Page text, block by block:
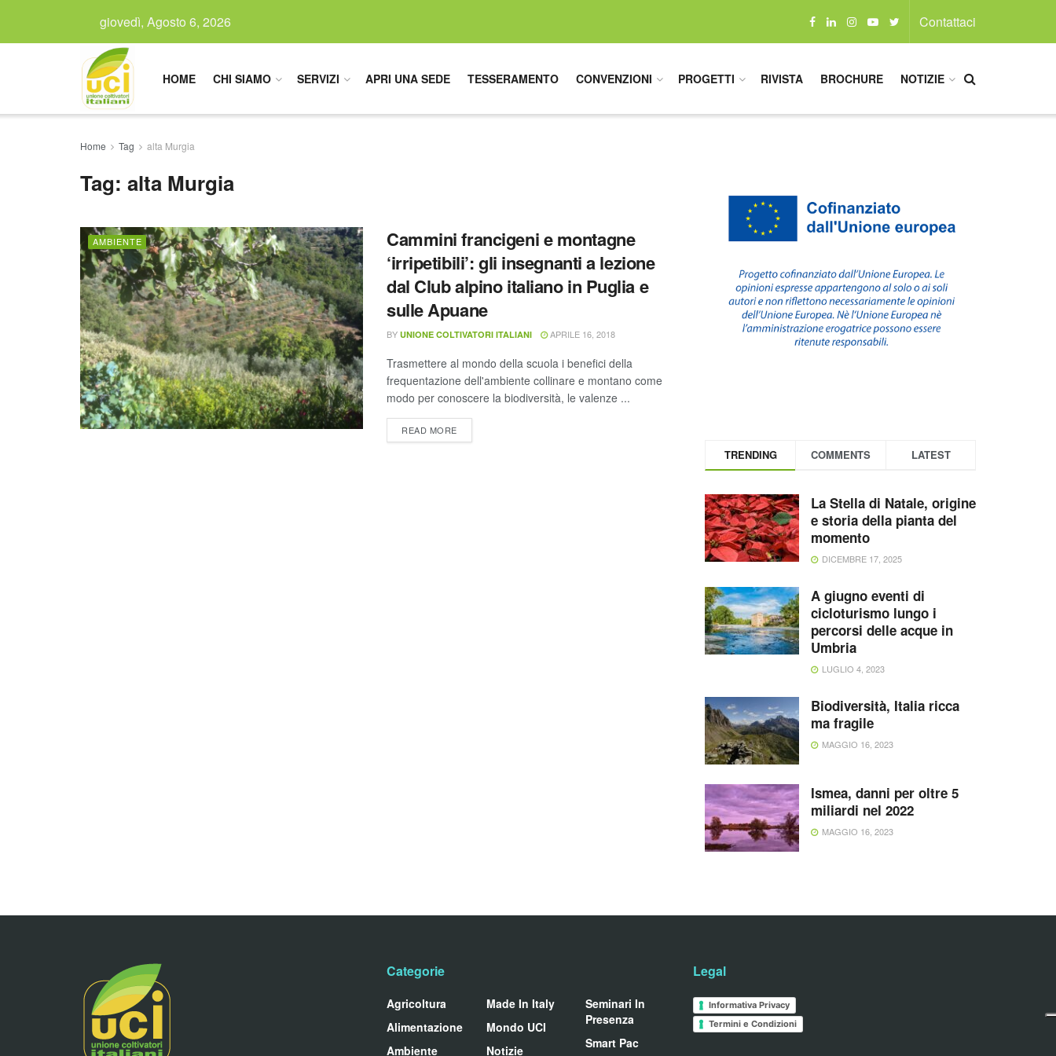
giovedì, Agosto 6, 2026 Contattaci
HOME CHI SIAMO SERVIZI APRI UNA SEDE TESSERAMENTO CONVENZIONI PROGETTI RIVISTA BROCHURE NOTIZIE
Home Tag alta Murgia
Tag: alta Murgia
AMBIENTE
Cammini francigeni e montagne
‘irripetibili’: gli insegnanti a lezione
dal Club alpino italiano in Puglia e
sulle Apuane
BY UNIONE COLTIVATORI ITALIANI APRILE 16, 2018
Trasmettere al mondo della scuola i benefici della
frequentazione dell'ambiente collinare e montano come
modo per conoscere la biodiversità, le valenze ...
READ MORE
TRENDING COMMENTS LATEST
La Stella di Natale, origine
e storia della pianta del
momento
DICEMBRE 17, 2025
A giugno eventi di
cicloturismo lungo i
percorsi delle acque in
Umbria
LUGLIO 4, 2023
Biodiversità, Italia ricca
ma fragile
MAGGIO 16, 2023
Ismea, danni per oltre 5
miliardi nel 2022
MAGGIO 16, 2023
Categorie
Agricoltura
Alimentazione
Ambiente
Made In Italy
Mondo UCI
Notizie
Seminari In
Presenza
Smart Pac
Legal
Informativa Privacy
Termini e Condizioni